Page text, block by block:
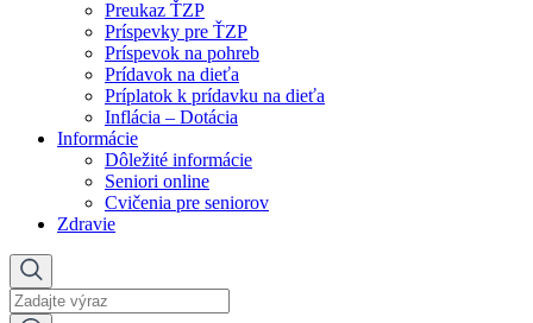
Preukaz ŤZP
Príspevky pre ŤZP
Príspevok na pohreb
Prídavok na dieťa
Príplatok k prídavku na dieťa
Inflácia – Dotácia
Informácie
Dôležité informácie
Seniori online
Cvičenia pre seniorov
Zdravie